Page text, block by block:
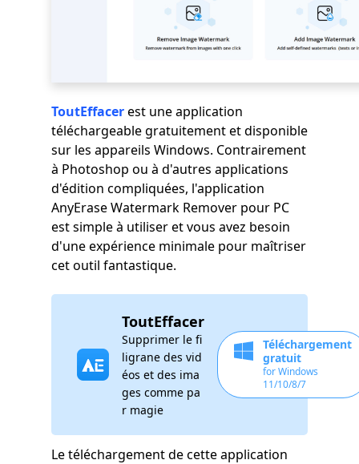
ToutEffacerest une application
téléchargeable gratuitement et disponible
sur les appareils Windows. Contrairement
à Photoshop ou à d'autres applications
d'édition compliquées, l'application
AnyErase Watermark Remover pour PC
est simple à utiliser et vous avez besoin
d'une expérience minimale pour maîtriser
cet outil fantastique.
ToutEffacer
Supprimer le fi
ligrane des vid
éos et des ima
ges comme pa
r magie
Téléchargement
gratuit
for Windows
11/10/8/7
Le téléchargement de cette application